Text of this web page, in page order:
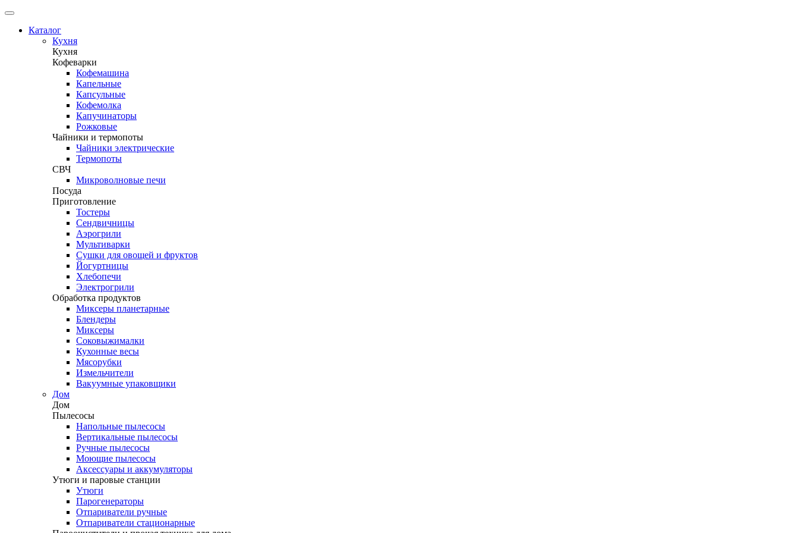
Каталог
Кухня
Кухня
Кофеварки
Кофемашина
Капельные
Капсульные
Кофемолка
Капучинаторы
Рожковые
Чайники и термопоты
Чайники электрические
Термопоты
СВЧ
Микроволновые печи
Посуда
Приготовление
Тостеры
Сендвичницы
Аэрогрили
Мультиварки
Сушки для овощей и фруктов
Йогуртницы
Хлебопечи
Электрогрили
Обработка продуктов
Миксеры планетарные
Блендеры
Миксеры
Соковыжималки
Кухонные весы
Мясорубки
Измельчители
Вакуумные упаковщики
Дом
Дом
Пылесосы
Напольные пылесосы
Вертикальные пылесосы
Ручные пылесосы
Моющие пылесосы
Аксессуары и аккумуляторы
Утюги и паровые станции
Утюги
Парогенераторы
Отпариватели ручные
Отпариватели стационарные